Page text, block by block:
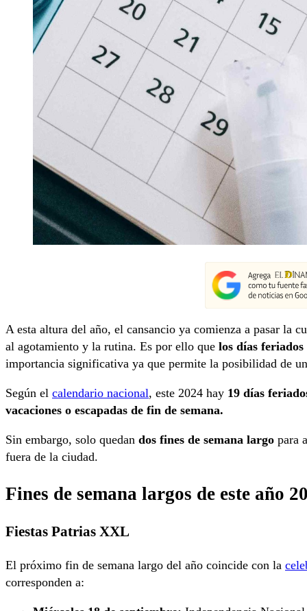
A esta altura del año, el cansancio ya comienza a pasar la
al agotamiento y la rutina. Es por ello que los días
importancia significativa ya que permite la posibilidad de un
Según el calendario nacional, este 2024 hay 19 días
vacaciones o escapadas de fin de semana.
Sin embargo, solo quedan dos fines de semana largo para
fuera de la ciudad.
Fines de semana largos de este año
Fiestas Patrias XXL
El próximo fin de semana largo del año coincide con la
corresponden a: